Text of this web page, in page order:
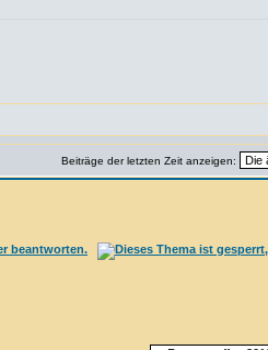
Beiträge der letzten Zeit anzeigen: